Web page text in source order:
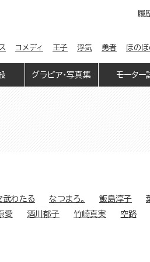
履
コメディ 王子 浮気 勇者 ほのぼ
グラビア・写真集 モーター
武わたる なつまろ。 飯島淳子
愛 酒川郁子 竹崎真実 空路